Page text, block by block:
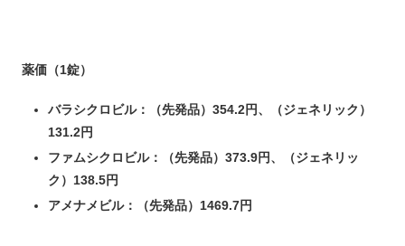
薬価（1錠）
バラシクロビル：（先発品）354.2円、（ジェネリック）
131.2円
ファムシクロビル：（先発品）373.9円、（ジェネリッ
ク）138.5円
アメナメビル：（先発品）1469.7円